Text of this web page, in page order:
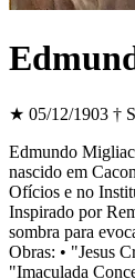
★ 05/12/1903 †
Edmundo
nascido em
Ofícios e no
Inspirado por
sombra para
Obras: • "Jesus
"Imaculada